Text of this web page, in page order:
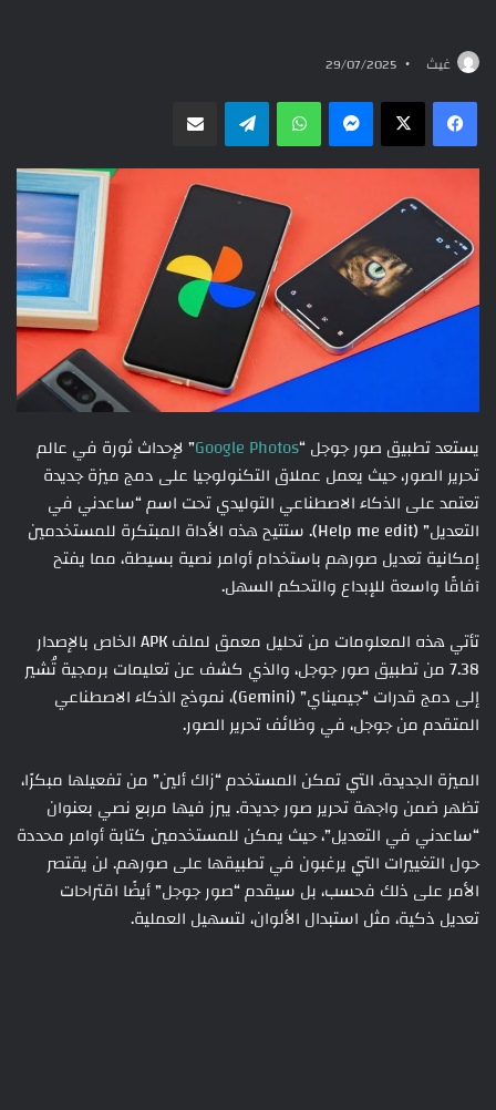
غيث 29/07/2025
ماسنجر واتسابتيلقرام
يستعد تطبيق صور جوجل “Google Photos” لإحداث ثورة في عالم
تحرير الصور، حيث يعمل عملاق التكنولوجيا على دمج ميزة جديدة
تعتمد على الذكاء الاصطناعي التوليدي تحت اسم “ساعدني في
التعديل” (Help me edit). ستتيح هذه الأداة المبتكرة للمستخدمين
إمكانية تعديل صورهم باستخدام أوامر نصية بسيطة، مما يفتح
آفاقًا واسعة للإبداع والتحكم السهل.
تأتي هذه المعلومات من تحليل معمق لملف APK الخاص بالإصدار
7.38 من تطبيق صور جوجل، والذي كشف عن تعليمات برمجية تُشير
إلى دمج قدرات “جيميناي” (Gemini)، نموذج الذكاء الاصطناعي
المتقدم من جوجل، في وظائف تحرير الصور.
الميزة الجديدة، التي تمكن المستخدم “زاك ألين” من تفعيلها مبكرًا،
تظهر ضمن واجهة تحرير صور جديدة. يبرز فيها مربع نصي بعنوان
“ساعدني في التعديل”، حيث يمكن للمستخدمين كتابة أوامر محددة
حول التغييرات التي يرغبون في تطبيقها على صورهم. لن يقتصر
الأمر على ذلك فحسب، بل سيقدم “صور جوجل” أيضًا اقتراحات
تعديل ذكية، مثل استبدال الألوان، لتسهيل العملية.